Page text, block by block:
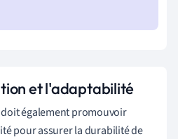
et l'adaptabilité
également promouvoir
pour assurer la durabilité de